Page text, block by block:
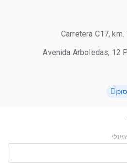
Carretera C17,
Avenida Arboledas, 12